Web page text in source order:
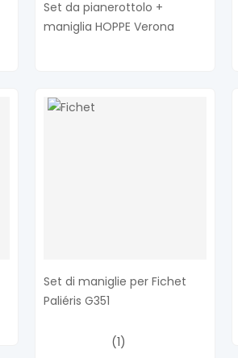
Set da pianerottolo +
maniglia HOPPE Verona
Set di maniglie per Fichet
Paliéris G351
(1)